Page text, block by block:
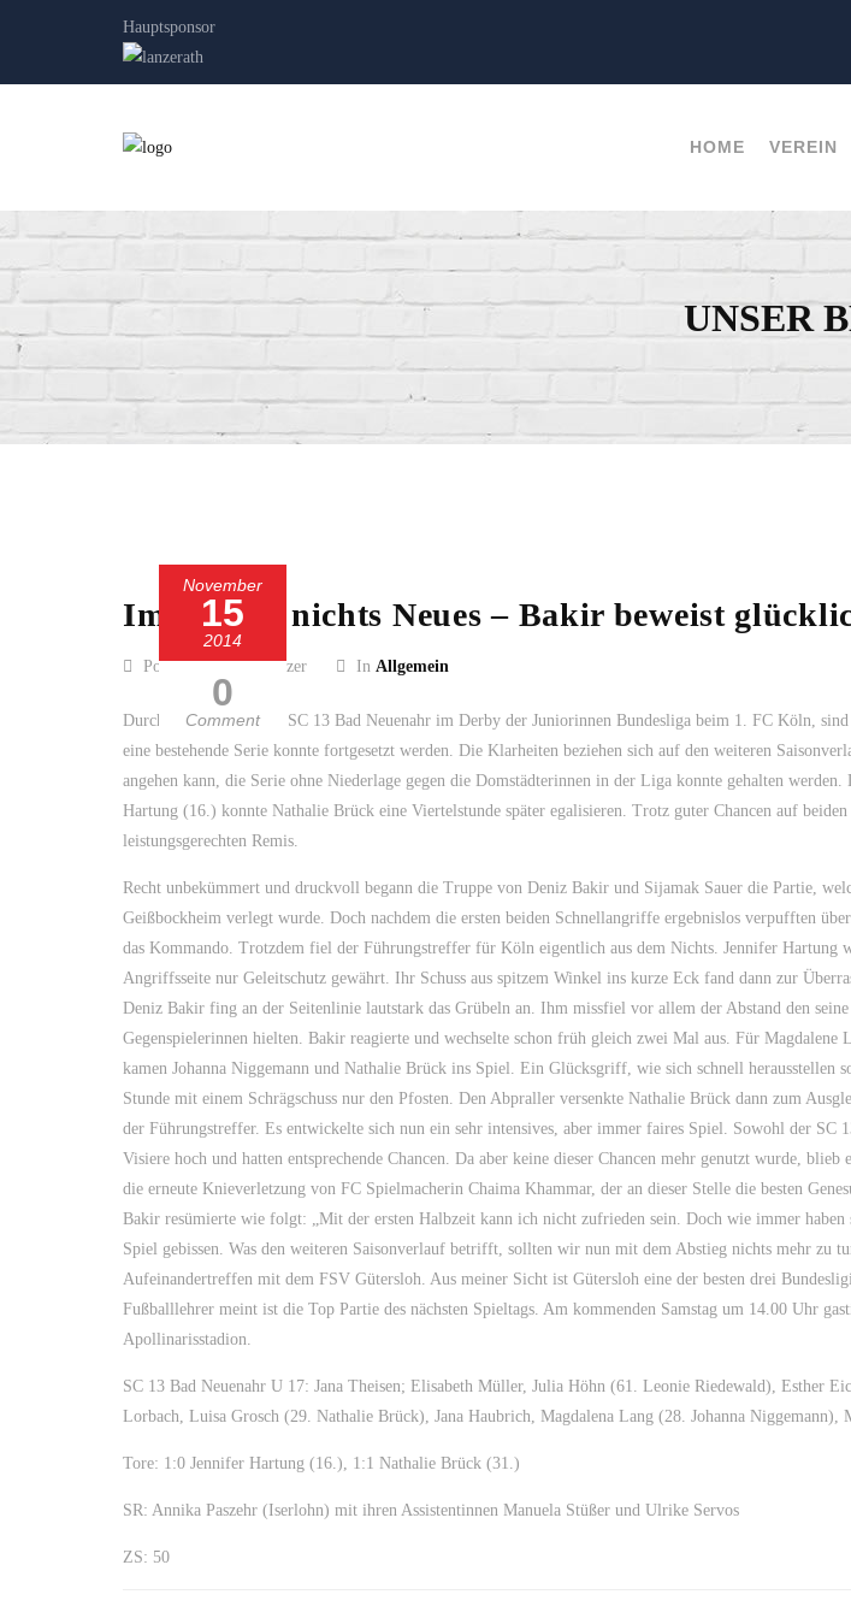
Hauptsponsor
HOME VEREIN
UNSER
November
15
2014
0
Comment
Im Westen nichts Neues – Bakir beweist
Posted by Guido Kölzer In Allgemein
Durch das 1:1 (1:1) des SC 13 Bad Neuenahr im Derby der Juniorinnen Bundesliga beim 1. FC Köln,
eine bestehende Serie konnte fortgesetzt werden. Die Klarheiten beziehen sich auf den weiteren
angehen kann, die Serie ohne Niederlage gegen die Domstädterinnen in der Liga konnte gehalten
Hartung (16.) konnte Nathalie Brück eine Viertelstunde später egalisieren. Trotz guter Chancen auf
leistungsgerechten Remis.
Recht unbekümmert und druckvoll begann die Truppe von Deniz Bakir und Sijamak Sauer die Partie,
Geißbockheim verlegt wurde. Doch nachdem die ersten beiden Schnellangriffe ergebnislos verpufften
das Kommando. Trotzdem fiel der Führungstreffer für Köln eigentlich aus dem Nichts. Jennifer Hartung
Angriffsseite nur Geleitschutz gewährt. Ihr Schuss aus spitzem Winkel ins kurze Eck fand dann zur
Deniz Bakir fing an der Seitenlinie lautstark das Grübeln an. Ihm missfiel vor allem der Abstand den
Gegenspielerinnen hielten. Bakir reagierte und wechselte schon früh gleich zwei Mal aus. Für Magdalene
kamen Johanna Niggemann und Nathalie Brück ins Spiel. Ein Glücksgriff, wie sich schnell herausstellen
Stunde mit einem Schrägschuss nur den Pfosten. Den Abpraller versenkte Nathalie Brück dann zum
der Führungstreffer. Es entwickelte sich nun ein sehr intensives, aber immer faires Spiel. Sowohl der SC
Visiere hoch und hatten entsprechende Chancen. Da aber keine dieser Chancen mehr genutzt wurde, blieb
die erneute Knieverletzung von FC Spielmacherin Chaima Khammar, der an dieser Stelle die besten
Bakir resümierte wie folgt: „Mit der ersten Halbzeit kann ich nicht zufrieden sein. Doch wie immer haben
Spiel gebissen. Was den weiteren Saisonverlauf betrifft, sollten wir nun mit dem Abstieg nichts mehr zu
Aufeinandertreffen mit dem FSV Gütersloh. Aus meiner Sicht ist Gütersloh eine der besten drei
Fußballlehrer meint ist die Top Partie des nächsten Spieltags. Am kommenden Samstag um 14.00 Uhr
Apollinarisstadion.
SC 13 Bad Neuenahr U 17: Jana Theisen; Elisabeth Müller, Julia Höhn (61. Leonie Riedewald), Esther
Lorbach, Luisa Grosch (29. Nathalie Brück), Jana Haubrich, Magdalena Lang (28. Johanna Niggemann),
Tore: 1:0 Jennifer Hartung (16.), 1:1 Nathalie Brück (31.)
SR: Annika Paszehr (Iserlohn) mit ihren Assistentinnen Manuela Stüßer und Ulrike Servos
ZS: 50